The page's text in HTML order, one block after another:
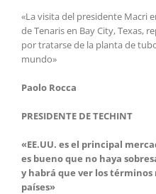
«La visita del presidente Macri
de Tenaris en Bay City, Texas,
por tratarse de la planta de
mundo»
Paolo Rocca
PRESIDENTE DE TECHINT
«EE.UU. es el principal
es bueno que no haya
y habrá que ver los términos
países»